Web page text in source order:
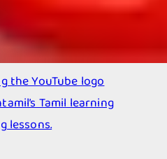
the YouTube logo
Tamil learning
lessons.